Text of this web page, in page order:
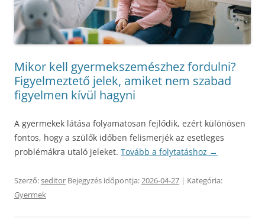
Mikor kell gyermekszemészhez fordulni?
Figyelmeztető jelek, amiket nem szabad
figyelmen kívül hagyni
A gyermekek látása folyamatosan fejlődik, ezért különösen
fontos, hogy a szülők időben felismerjék az esetleges
problémákra utaló jeleket. Tovább a folytatáshoz →
Szerző:seditor Bejegyzés időpontja:2026-04-27 | Kategória:
Gyermek